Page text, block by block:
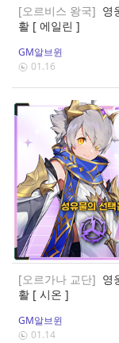
[오르비스 왕국] 영
활 [ 에일린 ]
GM알브윈
01.16
[오르가나 교단] 영
활 [ 시온 ]
GM알브윈
01.14